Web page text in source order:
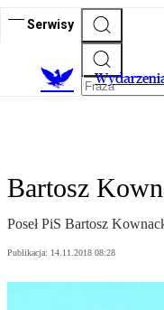
Serwisy
Bartosz
Poseł PiS Bartosz
Publikacja: 14.11.2018 08:28